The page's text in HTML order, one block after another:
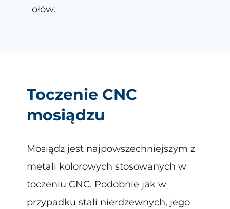
ołów.
Toczenie CNC
mosiądzu
Mosiądz jest najpowszechniejszym z
metali kolorowych stosowanych w
toczeniu CNC. Podobnie jak w
przypadku stali nierdzewnych, jego